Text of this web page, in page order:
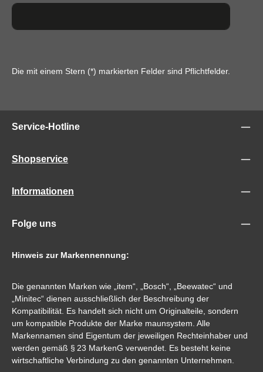
Die mit einem Stern (*) markierten Felder sind Pflichtfelder.
Service-Hotline
Shopservice
Informationen
Folge uns
Hinweis zur Markennennung:
Die genannten Marken wie „item“, „Bosch“, „Beewatec“ und
„Minitec“ dienen ausschließlich der Beschreibung der
Kompatibilität. Es handelt sich nicht um Originalteile, sondern
um kompatible Produkte der Marke maunsystem. Alle
Markennamen sind Eigentum der jeweiligen Rechteinhaber und
werden gemäß § 23 MarkenG verwendet. Es besteht keine
wirtschaftliche Verbindung zu den genannten Unternehmen.